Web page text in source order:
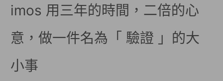
imos 用三年的時間，二倍的心
意，做一件名為「 驗證 」的大
小事